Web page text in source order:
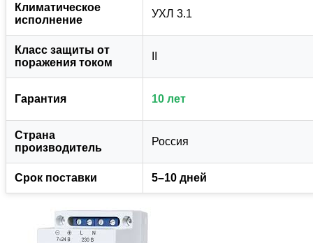
Климатическое
исполнение
УХЛ 3.1
Класс защиты от
поражения током
Гарантия 10 лет
Страна
производитель
Россия
Срок поставки 5–10 дней